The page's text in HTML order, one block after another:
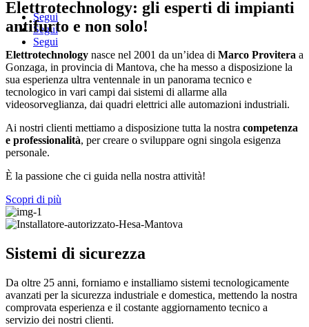
Segui
Segui
Segui
Elettrotechnology: gli esperti di impianti
antifurto e non solo!
Elettrotechnology nasce nel 2001 da un’idea di Marco Provitera a
Gonzaga, in provincia di Mantova, che ha messo a disposizione la
sua esperienza ultra ventennale in un panorama tecnico e
tecnologico in vari campi dai sistemi di allarme alla
videosorveglianza, dai quadri elettrici alle automazioni industriali.
Ai nostri clienti mettiamo a disposizione tutta la nostra competenza
e professionalità, per creare o sviluppare ogni singola esigenza
personale.
È la passione che ci guida nella nostra attività!
Scopri di più
Sistemi di sicurezza
Da oltre 25 anni, forniamo e installiamo sistemi tecnologicamente
avanzati per la sicurezza industriale e domestica, mettendo la nostra
comprovata esperienza e il costante aggiornamento tecnico a
servizio dei nostri clienti.